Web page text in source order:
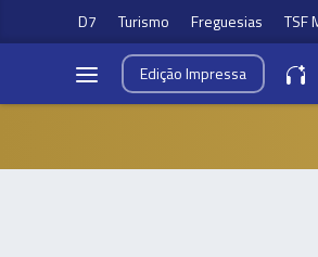
D7 Turismo Freguesias TSF
EdiçãoImpressa